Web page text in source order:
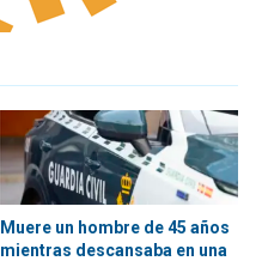
Muere un hombre de 45 años
mientras descansaba en una